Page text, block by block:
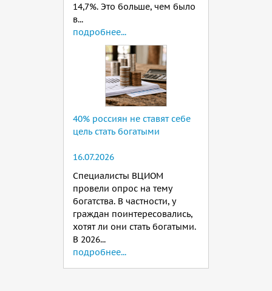
14,7%. Это больше, чем было
в...
подробнее...
40% россиян не ставят себе
цель стать богатыми
16.07.2026
Специалисты ВЦИОМ
провели опрос на тему
богатства. В частности, у
граждан поинтересовались,
хотят ли они стать богатыми.
В 2026...
подробнее...